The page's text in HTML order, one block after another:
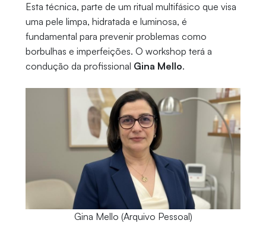
Esta técnica, parte de um ritual multifásico que visa
uma pele limpa, hidratada e luminosa, é
fundamental para prevenir problemas como
borbulhas e imperfeições. O workshop terá a
condução da profissional Gina Mello.
Gina Mello (Arquivo Pessoal)